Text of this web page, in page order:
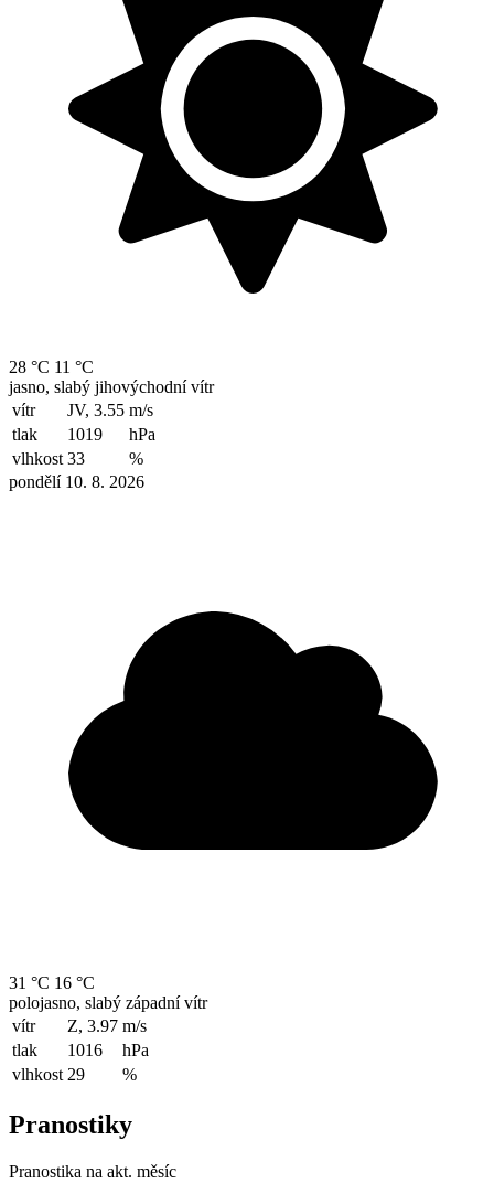
28 °C 11 °C
jasno, slabý jihovýchodní vítr
vítr
JV, 3.55 m/s
tlak
1019
hPa
vlhkost 33
%
pondělí 10. 8. 2026
31 °C 16 °C
polojasno, slabý západní vítr
vítr
Z, 3.97 m/s
tlak
1016
hPa
vlhkost 29 %
Pranostiky
Pranostika na akt. měsíc